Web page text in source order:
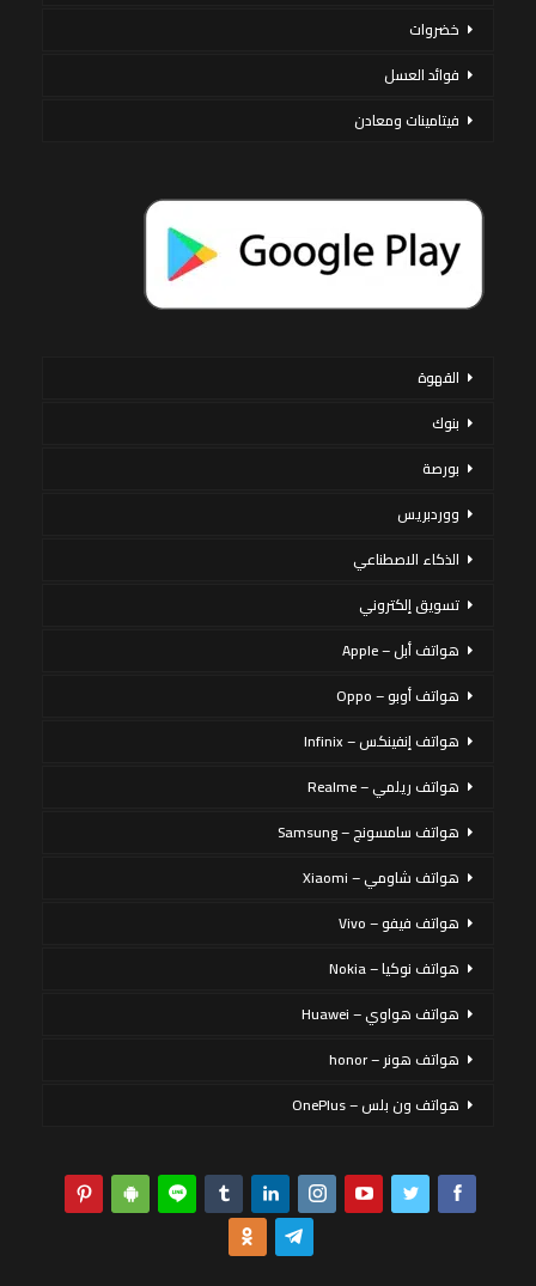
خضروات
فوائد العسل
فيتامينات ومعادن
القهوة
بنوك
بورصة
ووردبريس
الذكاء الاصطناعي
تسويق إلكتروني
هواتف أبل – Apple
هواتف أوبو – Oppo
هواتف إنفينكس – Infinix
هواتف ريلمي – Realme
هواتف سامسونج – Samsung
هواتف شاومي – Xiaomi
هواتف فيفو – Vivo
هواتف نوكيا – Nokia
هواتف هواوي – Huawei
هواتف هونر – honor
هواتف ون بلس – OnePlus